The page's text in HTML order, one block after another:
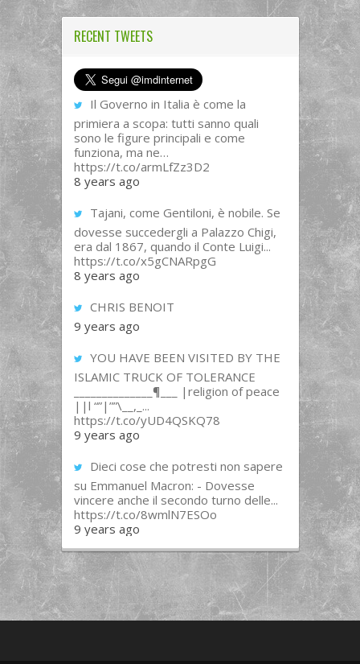
RECENT TWEETS
Il Governo in Italia è come la
primiera a scopa: tutti sanno quali
sono le figure principali e come
funziona, ma ne…
https://t.co/armLfZz3D2
8 years ago
Tajani, come Gentiloni, è nobile. Se
dovesse succedergli a Palazzo Chigi,
era dal 1867, quando il Conte Luigi...
https://t.co/x5gCNARpgG
8 years ago
CHRIS BENOIT
9 years ago
YOU HAVE BEEN VISITED BY THE
ISLAMIC TRUCK OF TOLERANCE
______________¶___ |religion of peace
||l “”|””\__,_...
https://t.co/yUD4QSKQ78
9 years ago
Dieci cose che potresti non sapere
su Emmanuel Macron: - Dovesse
vincere anche il secondo turno delle...
https://t.co/8wmlN7ESOo
9 years ago